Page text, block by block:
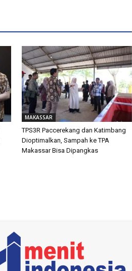
MAKASSAR
TPS3R Paccerekang dan Katimbang
Dioptimalkan, Sampah ke TPA
Makassar Bisa Dipangkas